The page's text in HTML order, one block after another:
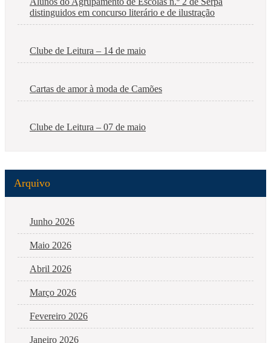
distinguidos em concurso literário e de ilustração
Clube de Leitura – 14 de maio
Cartas de amor à moda de Camões
Clube de Leitura – 07 de maio
Arquivo
Junho 2026
Maio 2026
Abril 2026
Março 2026
Fevereiro 2026
Janeiro 2026